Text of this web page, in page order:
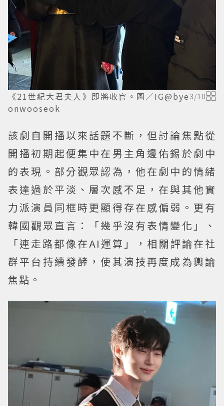
《21世紀大君夫人》即將收官。圖／IG@bye
onwooseok
3/10
該劇自開播以來話題不斷，但討論焦點從
開播初期起便集中在男主角邊佑錫於劇中
的表現。部分觀眾認為，他在劇中的情緒
表達過於平淡、層次感不足，在與其他實
力派演員同框時更顯得存在感偏弱。更有
韓國觀眾直言：「幾乎沒有表情變化」、
「連走路都像在AI運算」，相關評論在社
群平台持續發酵，使其演技再度成為輿論
焦點。